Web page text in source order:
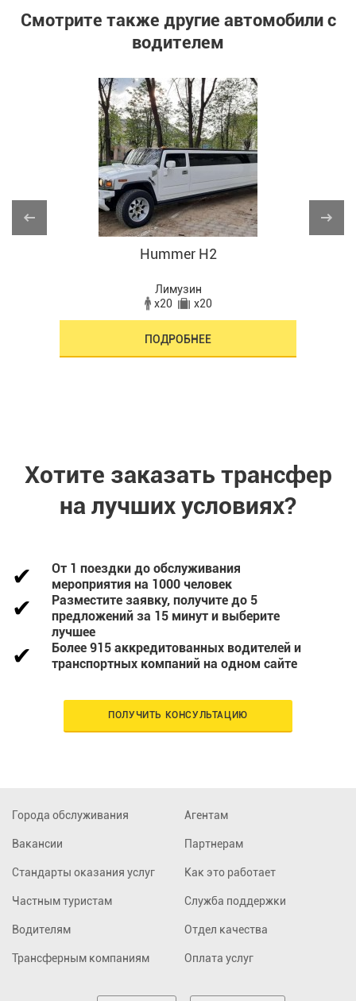
Смотрите также другие автомобили с
водителем
Hummer H2
Лимузин
x20
x20
ПОДРОБНЕЕ
Хотите заказать трансфер
на лучших условиях?
От 1 поездки до обслуживания
мероприятия на 1000 человек
Разместите заявку, получите до 5
предложений за 15 минут и выберите
лучшее
Более 915 аккредитованных водителей и
транспортных компаний на одном сайте
ПОЛУЧИТЬ КОНСУЛЬТАЦИЮ
Города обслуживания
Вакансии
Стандарты оказания услуг
Частным туристам
Водителям
Трансферным компаниям
Агентам
Партнерам
Как это работает
Служба поддержки
Отдел качества
Оплата услуг